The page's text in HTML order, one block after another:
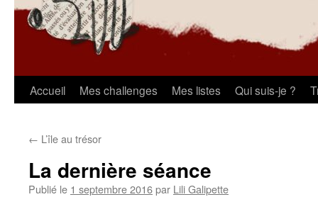
Aller
contenu
Accueil Mes challenges Mes listes Qui suis-je ?
← L’île au trésor
La dernière séance
Publié le 1 septembre 2016par Lili Galipette